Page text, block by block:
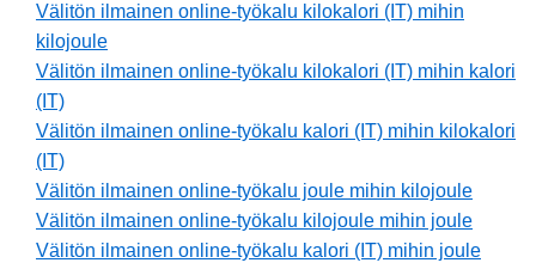
Välitön ilmainen online-työkalu kilokalori (IT) mihin
kilojoule
Välitön ilmainen online-työkalu kilokalori (IT) mihin kalori
(IT)
Välitön ilmainen online-työkalu kalori (IT) mihin kilokalori
(IT)
Välitön ilmainen online-työkalu joule mihin kilojoule
Välitön ilmainen online-työkalu kilojoule mihin joule
Välitön ilmainen online-työkalu kalori (IT) mihin joule